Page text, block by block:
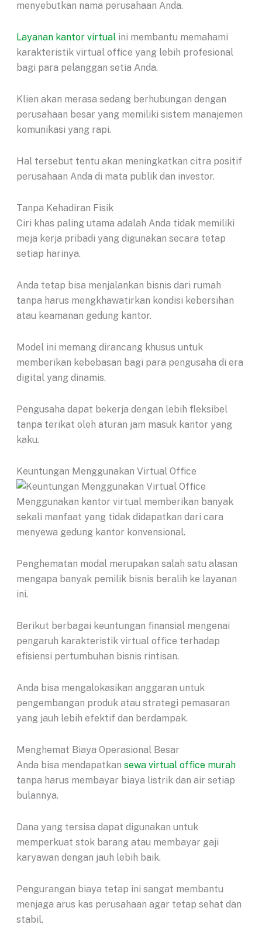
menyebutkan nama perusahaan Anda.
Layanan kantor virtualini membantu memahami
karakteristik virtual office yang lebih profesional
bagi para pelanggan setia Anda.
Klien akan merasa sedang berhubungan dengan
perusahaan besar yang memiliki sistem manajemen
komunikasi yang rapi.
Hal tersebut tentu akan meningkatkan citra positif
perusahaan Anda di mata publik dan investor.
Tanpa Kehadiran Fisik
Ciri khas paling utama adalah Anda tidak memiliki
meja kerja pribadi yang digunakan secara tetap
setiap harinya.
Anda tetap bisa menjalankan bisnis dari rumah
tanpa harus mengkhawatirkan kondisi kebersihan
atau keamanan gedung kantor.
Model ini memang dirancang khusus untuk
memberikan kebebasan bagi para pengusaha di era
digital yang dinamis.
Pengusaha dapat bekerja dengan lebih fleksibel
tanpa terikat oleh aturan jam masuk kantor yang
kaku.
Keuntungan Menggunakan Virtual Office
Menggunakan kantor virtual memberikan banyak
sekali manfaat yang tidak didapatkan dari cara
menyewa gedung kantor konvensional.
Penghematan modal merupakan salah satu alasan
mengapa banyak pemilik bisnis beralih ke layanan
ini.
Berikut berbagai keuntungan finansial mengenai
pengaruh karakteristik virtual office terhadap
efisiensi pertumbuhan bisnis rintisan.
Anda bisa mengalokasikan anggaran untuk
pengembangan produk atau strategi pemasaran
yang jauh lebih efektif dan berdampak.
Menghemat Biaya Operasional Besar
Anda bisa mendapatkan sewa virtual office murah
tanpa harus membayar biaya listrik dan air setiap
bulannya.
Dana yang tersisa dapat digunakan untuk
memperkuat stok barang atau membayar gaji
karyawan dengan jauh lebih baik.
Pengurangan biaya tetap ini sangat membantu
menjaga arus kas perusahaan agar tetap sehat dan
stabil.